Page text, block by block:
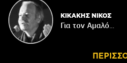
ΚΙΚΑΚΗΣ ΝΙΚΟΣ
Για τον Αμαλό…